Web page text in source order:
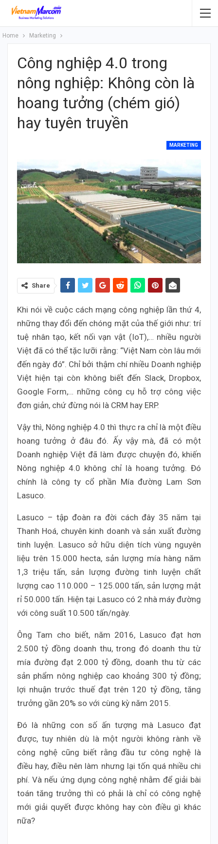
Home Marketing
Công nghiệp 4.0 trong
nông nghiệp: Không còn là
hoang tưởng (chém gió)
hay tuyên truyền
MARKETING
Share
Khi nói về cuộc cách mạng công nghiệp lần thứ 4,
những thay đổi đến chóng mặt của thế giới như: trí
tuệ nhân tạo, kết nối vạn vật (IoT),… nhiều người
Việt đã có thể tặc lưỡi rằng: “Việt Nam còn lâu mới
đến ngày đó”. Chỉ bởi thậm chí nhiều Doanh nghiệp
Việt hiện tại còn không biết đến Slack, Dropbox,
Google Form,… những công cụ hỗ trợ công việc
đơn giản, chứ đừng nói là CRM hay ERP.
Vậy thì, Nông nghiệp 4.0 thì thực ra chỉ là một điều
hoang tưởng ở đâu đó. Ấy vậy mà, đã có một
Doanh nghiệp Việt đã làm được chuyện đó, khiến
Nông nghiệp 4.0 không chỉ là hoang tưởng. Đó
chính là công ty cổ phần Mía đường Lam Sơn
Lasuco.
Lasuco – tập đoàn ra đời cách đây 35 năm tại
Thanh Hoá, chuyên kinh doanh và sản xuất đường
tinh luyện. Lasuco sở hữu diện tích vùng nguyên
liệu trên 15.000 hecta, sản lượng mía hàng năm
1,3 triệu tấn, sản lượng đường tinh luyện chất
lượng cao 110.000 – 125.000 tấn, sản lượng mật
rỉ 50.000 tấn. Hiện tại Lasuco có 2 nhà máy đường
với công suất 10.500 tấn/ngày.
Ông Tam cho biết, năm 2016, Lasuco đạt hơn
2.500 tỷ đồng doanh thu, trong đó doanh thu từ
mía đường đạt 2.000 tỷ đồng, doanh thu từ các
sản phẩm nông nghiệp cao khoảng 300 tỷ đồng;
lợi nhuận trước thuế đạt trên 120 tỷ đồng, tăng
trưởng gần 20% so với cùng kỳ năm 2015.
Đó là những con số ấn tượng mà Lasuco đạt
được, tuy nhiên dù là một người không rành về
công nghệ cũng biết rằng đầu tư công nghệ là
điều hay, điều nên làm nhưng lại tốn quá nhiều chi
phí. Và nếu ứng dụng công nghệ nhằm để giải bài
toán tăng trưởng thì có phải là chỉ có công nghệ
mới giải quyết được không hay còn điều gì khác
nữa?